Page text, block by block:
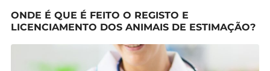
ONDE É QUE É FEITO O REGISTO E
LICENCIAMENTO DOS ANIMAIS DE ESTIMAÇÃO?